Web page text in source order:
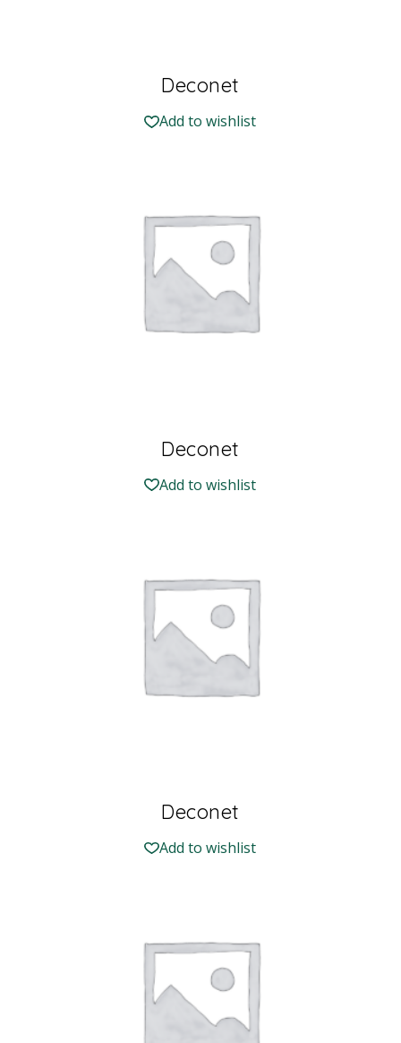
Deconet
Add to wishlist
Deconet
Add to wishlist
Deconet
Add to wishlist